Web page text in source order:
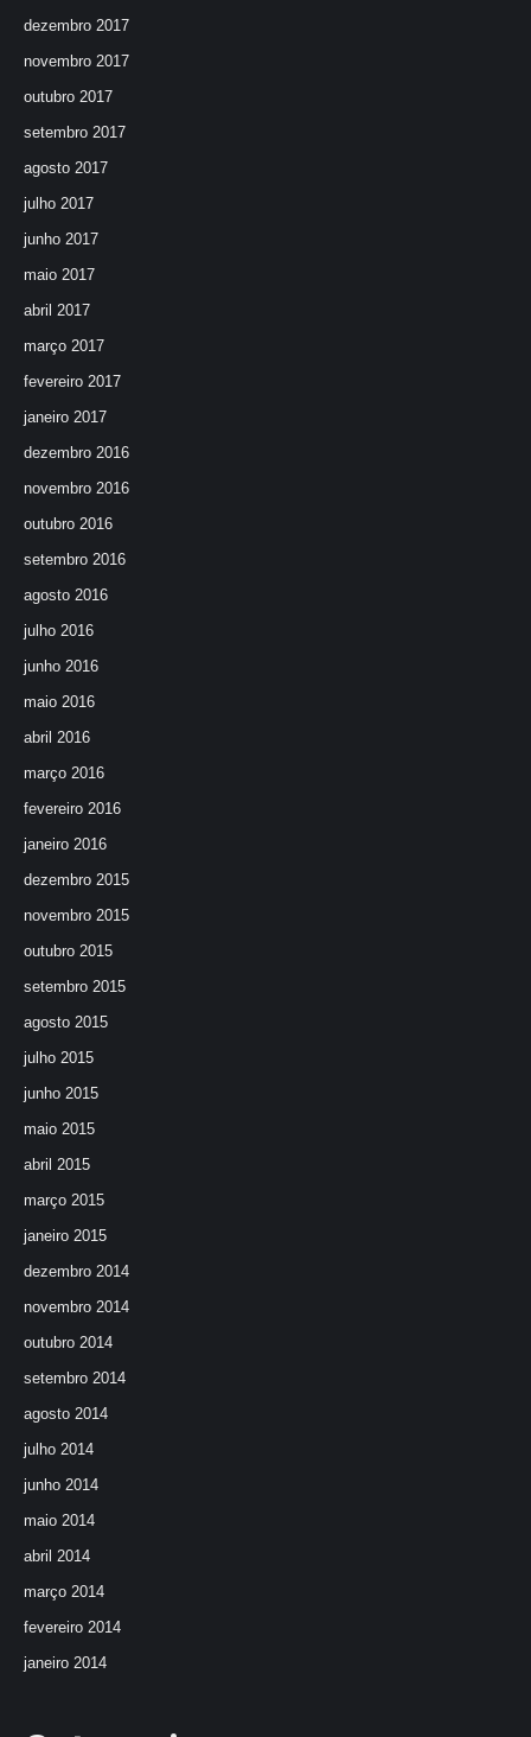
dezembro 2017
novembro 2017
outubro 2017
setembro 2017
agosto 2017
julho 2017
junho 2017
maio 2017
abril 2017
março 2017
fevereiro 2017
janeiro 2017
dezembro 2016
novembro 2016
outubro 2016
setembro 2016
agosto 2016
julho 2016
junho 2016
maio 2016
abril 2016
março 2016
fevereiro 2016
janeiro 2016
dezembro 2015
novembro 2015
outubro 2015
setembro 2015
agosto 2015
julho 2015
junho 2015
maio 2015
abril 2015
março 2015
janeiro 2015
dezembro 2014
novembro 2014
outubro 2014
setembro 2014
agosto 2014
julho 2014
junho 2014
maio 2014
abril 2014
março 2014
fevereiro 2014
janeiro 2014